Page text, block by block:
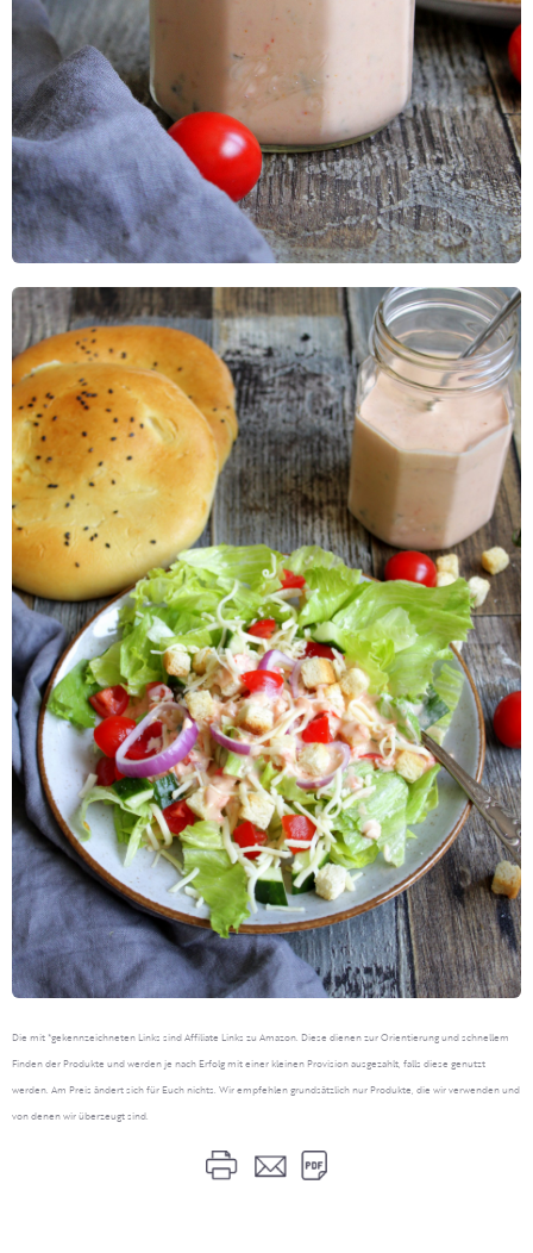
Die mit *gekennzeichneten Links sind Affiliate Links zu Amazon. Diese dienen zur Orientierung und schnellem
Finden der Produkte und werden je nach Erfolg mit einer kleinen Provision ausgezahlt, falls diese genutzt
werden. Am Preis ändert sich für Euch nichts. Wir empfehlen grundsätzlich nur Produkte, die wir verwenden und
von denen wir überzeugt sind.